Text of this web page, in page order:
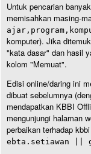
Untuk pencarian
memisahkan masing-
komputer). Jika
"kata dasar" dan hasil
kolom "Memuat".
Edisi online/daring ini
dibuat sebelumnya
mendapatkan KBBI
mengunjungi halaman
perbaikan terhadap
ebta.setiawan ||